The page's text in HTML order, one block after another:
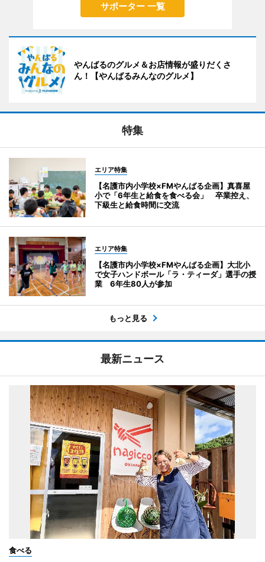
サポーター 一覧
やんばるのグルメ＆お店情報が盛りだくさ
ん！【やんばるみんなのグルメ】
特集
エリア特集
【名護市内小学校×FMやんばる企画】真喜屋
小で「6年生と給食を食べる会」 卒業控え、
下級生と給食時間に交流
エリア特集
【名護市内小学校×FMやんばる企画】大北小
で女子ハンドボール「ラ・ティーダ」選手の授
業 6年生80人が参加
もっと見る
最新ニュース
食べる